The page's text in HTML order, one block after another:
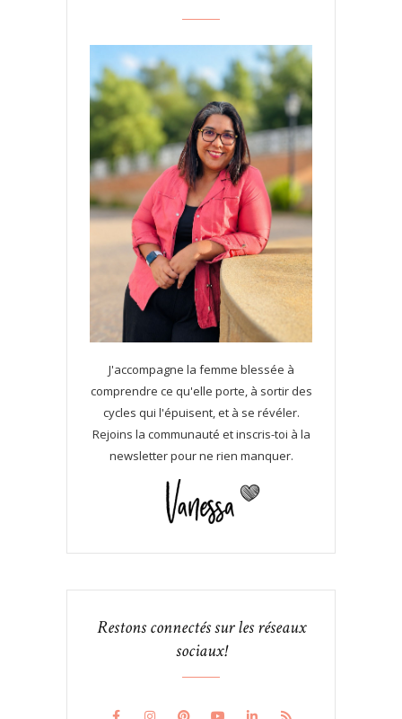
J'accompagne la femme blessée à
comprendre ce qu'elle porte, à sortir des
cycles qui l'épuisent, et à se révéler.
Rejoins la communauté et inscris-toi à la
newsletter pour ne rien manquer.
Restons connectés sur les réseaux
sociaux!